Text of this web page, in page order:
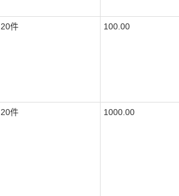
20件 100.00
20件 1000.00